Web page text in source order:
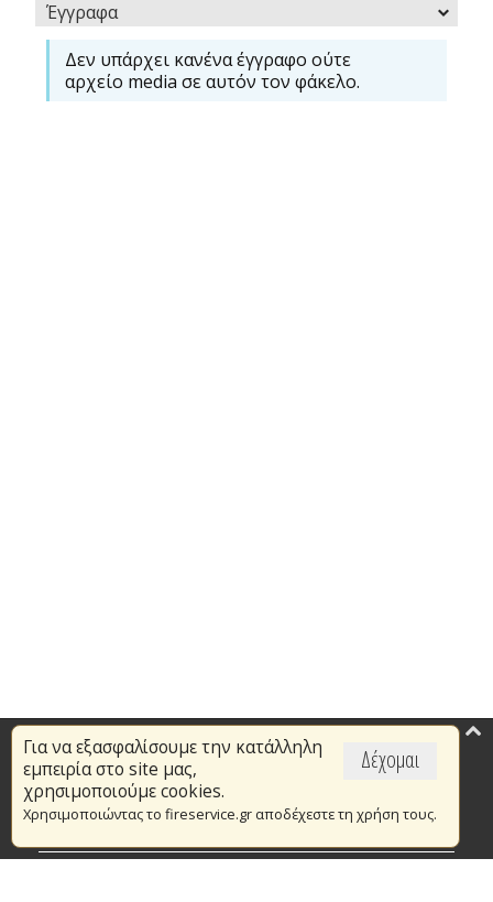
Έγγραφα
Δεν υπάρχει κανένα έγγραφο ούτε
αρχείο media σε αυτόν τον φάκελο.
Δέχομαι
Για να εξασφαλίσουμε την κατάλληλη
εμπειρία στο site μας,
χρησιμοποιούμε cookies.
Χρησιμοποιώντας το fireservice.gr αποδέχεστε τη χρήση τους.
Επικαιρότητα
Το Πυροσβεστικό Σώμα